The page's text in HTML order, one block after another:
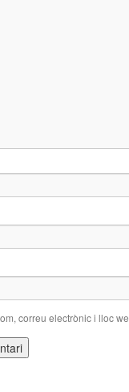
correu electrònic i lloc